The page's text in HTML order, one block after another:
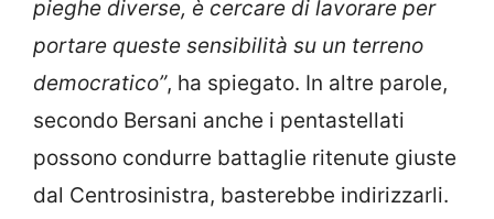
pieghe diverse, è cercare di lavorare per
portare queste sensibilità su un terreno
democratico”, ha spiegato. In altre parole,
secondo Bersani anche i pentastellati
possono condurre battaglie ritenute giuste
dal Centrosinistra, basterebbe indirizzarli.